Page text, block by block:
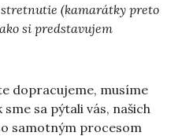
(kamarátky preto
si predstavujem
dopracujeme, musíme
sa pýtali vás, našich
samotným procesom